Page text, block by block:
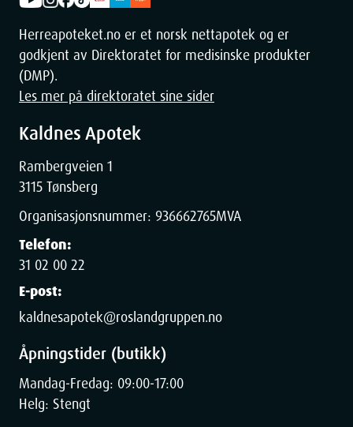
Herreapoteket.no er et norsk nettapotek og er
godkjent av Direktoratet for medisinske produkter
(DMP).
Les mer på direktoratet sine sider
Kaldnes Apotek
Rambergveien 1
3115 Tønsberg
Organisasjonsnummer: 936662765MVA
Telefon:
31 02 00 22
E-post:
kaldnesapotek@roslandgruppen.no
Åpningstider (butikk)
Mandag-Fredag: 09:00-17:00
Helg: Stengt